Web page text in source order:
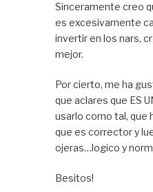
Sinceramente creo
es excesivamente
invertir en los nars,
mejor.
Por cierto, me ha
que aclares que ES
usarlo como tal, que
que es corrector y
ojeras…logico y
Besitos!